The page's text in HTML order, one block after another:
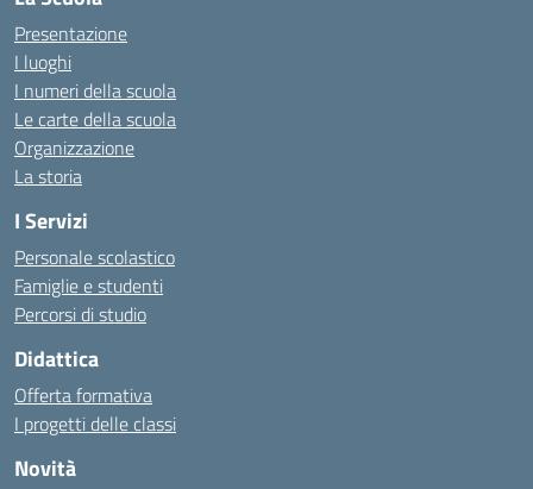
Presentazione
I luoghi
I numeri della scuola
Le carte della scuola
Organizzazione
La storia
I Servizi
Personale scolastico
Famiglie e studenti
Percorsi di studio
Didattica
Offerta formativa
I progetti delle classi
Novità